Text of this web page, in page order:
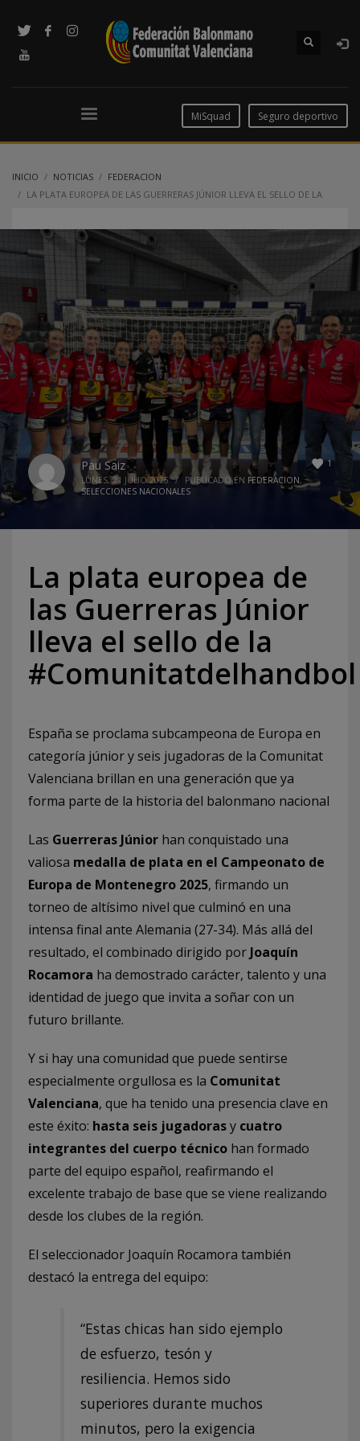
MiSquad Seguro deportivo
INICIO NOTICIAS
FEDERACION
LA PLATA EUROPEA DE LAS GUERRERAS JÚNIOR LLEVA EL SELLO DE LA
1
Pau Saiz
LUNES, 21 JULIO 2025 / PUBLICADO EN FEDERACION,
SELECCIONES NACIONALES
La plata europea de
las Guerreras Júnior
lleva el sello de la
#Comunitatdelhandbol
España se proclama subcampeona de Europa en
categoría júnior y seis jugadoras de la Comunitat
Valenciana brillan en una generación que ya
forma parte de la historia del balonmano nacional
Las Guerreras Júnior han conquistado una
valiosa medalla de plata en el Campeonato de
Europa de Montenegro 2025, firmando un
torneo de altísimo nivel que culminó en una
intensa final ante Alemania (27-34). Más allá del
resultado, el combinado dirigido por Joaquín
Rocamora ha demostrado carácter, talento y una
identidad de juego que invita a soñar con un
futuro brillante.
Y si hay una comunidad que puede sentirse
especialmente orgullosa es la Comunitat
Valenciana, que ha tenido una presencia clave en
este éxito: hasta seis jugadorasy cuatro
integrantes del cuerpo técnico han formado
parte del equipo español, reafirmando el
excelente trabajo de base que se viene realizando
desde los clubes de la región.
El seleccionador Joaquín Rocamora también
destacó la entrega del equipo:
“Estas chicas han sido ejemplo
de esfuerzo, tesón y
resiliencia. Hemos sido
superiores durante muchos
minutos, pero la exigencia